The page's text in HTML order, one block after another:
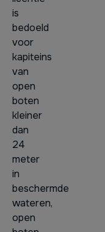
is
bedoeld
voor
kapiteins
van
open
boten
kleiner
dan
24
meter
in
beschermde
wateren,
open